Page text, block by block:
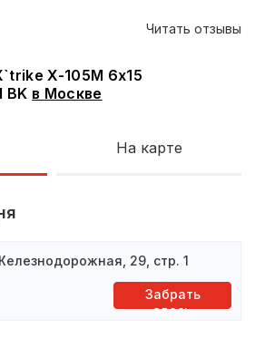
X-105М 6x15
BK в Москве
На карте
29, стр. 1
Забрать
здесь
Читать отзывы